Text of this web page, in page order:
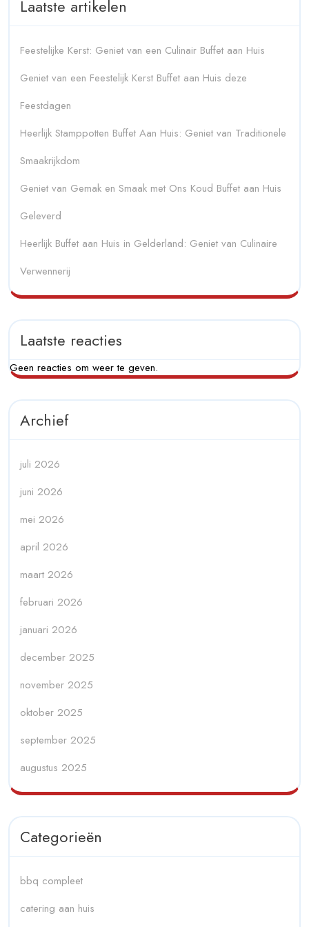
Laatste artikelen
Feestelijke Kerst: Geniet van een Culinair Buffet aan Huis
Geniet van een Feestelijk Kerst Buffet aan Huis deze
Feestdagen
Heerlijk Stamppotten Buffet Aan Huis: Geniet van Traditionele
Smaakrijkdom
Geniet van Gemak en Smaak met Ons Koud Buffet aan Huis
Geleverd
Heerlijk Buffet aan Huis in Gelderland: Geniet van Culinaire
Verwennerij
Laatste reacties
Geen reacties om weer te geven.
Archief
juli 2026
juni 2026
mei 2026
april 2026
maart 2026
februari 2026
januari 2026
december 2025
november 2025
oktober 2025
september 2025
augustus 2025
Categorieën
bbq compleet
catering aan huis